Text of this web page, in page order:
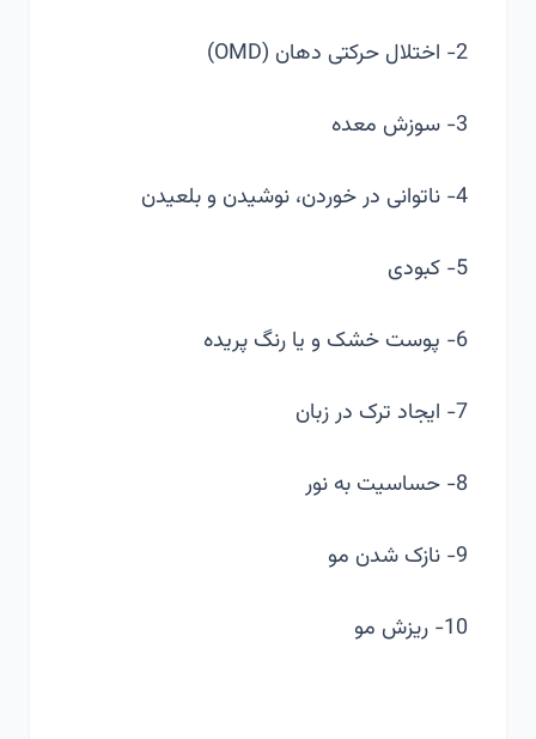
2- اختلال حرکتی دهان (OMD)
3- سوزش معده
4- ناتوانی در خوردن، نوشیدن و بلعیدن
5- کبودی
6- پوست خشک و یا رنگ پریده
7- ایجاد ترک در زبان
8- حساسیت به نور
9- نازک شدن مو
10- ریزش مو